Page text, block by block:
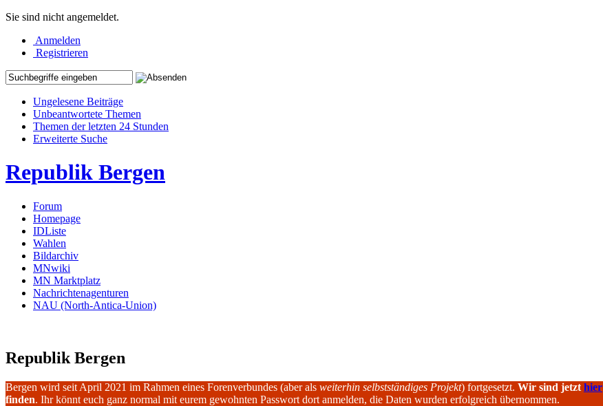
Sie sind nicht angemeldet.
Anmelden
Registrieren
Ungelesene Beiträge
Unbeantwortete Themen
Themen der letzten 24 Stunden
Erweiterte Suche
Republik Bergen
Forum
Homepage
IDListe
Wahlen
Bildarchiv
MNwiki
MN Marktplatz
Nachrichtenagenturen
NAU (North-Antica-Union)
Republik Bergen
Bergen wird seit April 2021 im Rahmen eines Forenverbundes (aber als weiterhin selbstständiges Projekt) fortgesetzt. Wir sind jetzt hier
finden. Ihr könnt euch ganz normal mit eurem gewohnten Passwort dort anmelden, die Daten wurden erfolgreich übernommen.